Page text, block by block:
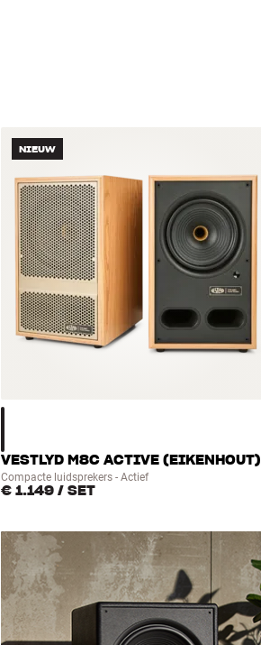
NIEUW
VESTLYD M8C ACTIVE (EIKENHOUT)
Compacte luidsprekers - Actief
€ 1.149/ SET